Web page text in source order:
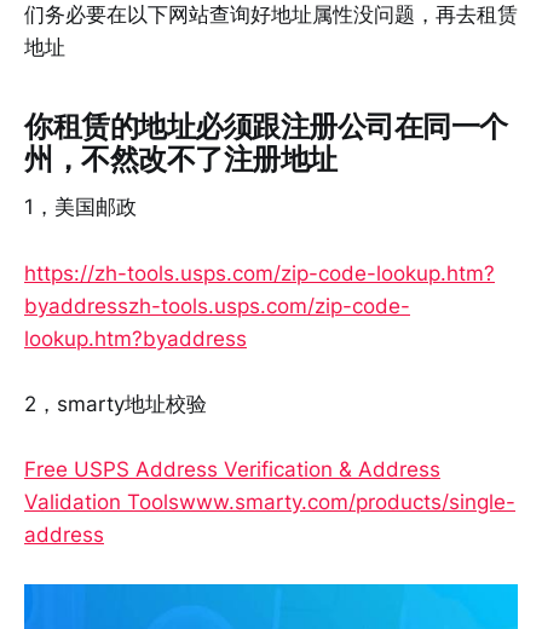
们务必要在以下网站查询好地址属性没问题，再去租赁
地址
你租赁的地址必须跟注册公司在同一个
州，不然改不了注册地址
1，美国邮政
https://zh-tools.usps.com/zip-code-lookup.htm?
byaddress​zh-tools.usps.com/zip-code-
lookup.htm?byaddress
2，smarty地址校验
Free USPS Address Verification & Address
Validation Tools​www.smarty.com/products/single-
address